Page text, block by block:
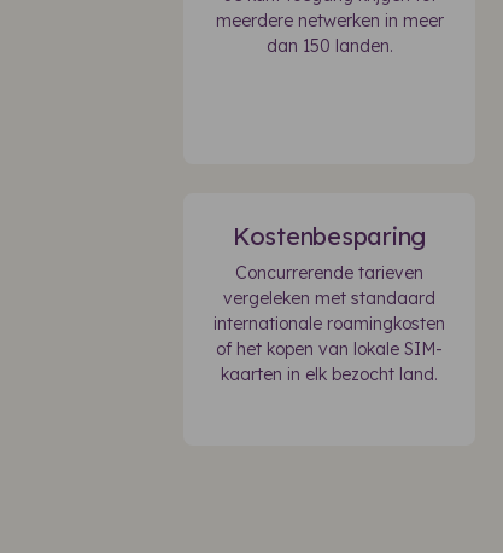
meerdere netwerken in meer
dan 150 landen.
Kostenbesparing
Concurrerende tarieven
vergeleken met standaard
internationale roamingkosten
of het kopen van lokale SIM-
kaarten in elk bezocht land.